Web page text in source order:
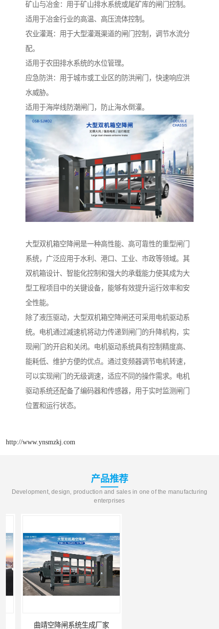
矿山与冶金：用于矿山排水系统或尾矿库的闸门控制。
适用于冶金行业的高温、高压流体控制。
农业灌溉：用于大型灌溉渠道的闸门控制，调节水流分
配。
适用于农田排水系统的水位管理。
应急防洪：用于城市或工业区的防洪闸门，快速响应洪
水威胁。
适用于海岸线防潮闸门，防止海水倒灌。
大型双机箱空降闸是一种高性能、高可靠性的重型闸门
系统，广泛应用于水利、港口、工业、市政等领域。其
双机箱设计、智能化控制和强大的承载能力使其成为大
型工程项目中的关键设备，能够有效提升运行效率和安
全性能。
除了液压驱动，大型双机箱空降闸还可采用电机驱动系
统。电机通过减速机将动力传递到闸门的升降机构，实
现闸门的开启和关闭。电机驱动系统具有控制精度高、
能耗低、维护方便的优点。通过变频器调节电机转速，
可以实现闸门的无级调速，适应不同的操作需求。电机
驱动系统还配备了编码器和传感器，用于实时监测闸门
位置和运行状态。
http://www.ynsmzkj.com
产品推荐
Development, design, production and sales in one of the manufacturing
enterprises
曲靖空降闸系统生成厂家